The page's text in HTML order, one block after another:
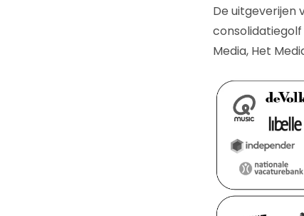
De uitgeverijen
Media, Het